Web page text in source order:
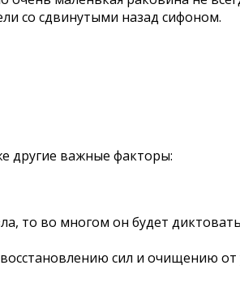
со сдвинутыми назад сифоном.
другие важные факторы:
то во многом он будет
сил и очищению